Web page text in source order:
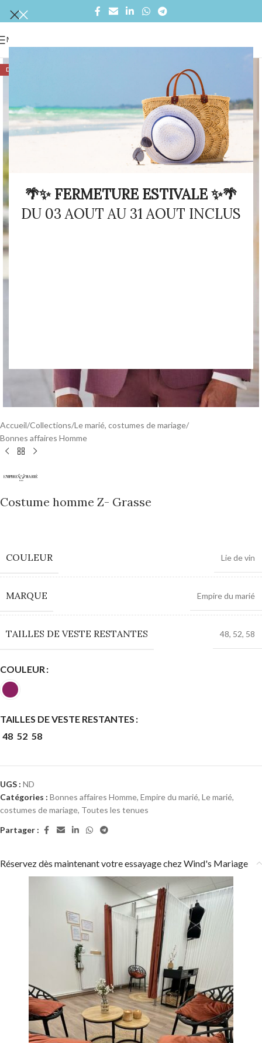
🌴✨ FERMETURE ESTIVALE ✨🌴
DU 03 AOUT AU 31 AOUT INCLUS
MENU
DÉSTOCKAGE
Accueil/Collections/Le marié, costumes de mariage/
Bonnes affaires Homme
Costume homme Z- Grasse
COULEUR Lie de vin
MARQUE Empire du marié
TAILLES DE VESTE RESTANTES 48, 52, 58
COULEUR
TAILLES DE VESTE RESTANTES
48 52 58
UGS : ND
Catégories : Bonnes affaires Homme, Empire du marié, Le marié,
costumes de mariage, Toutes les tenues
Partager :
Réservez dès maintenant votre essayage chez Wind's Mariage